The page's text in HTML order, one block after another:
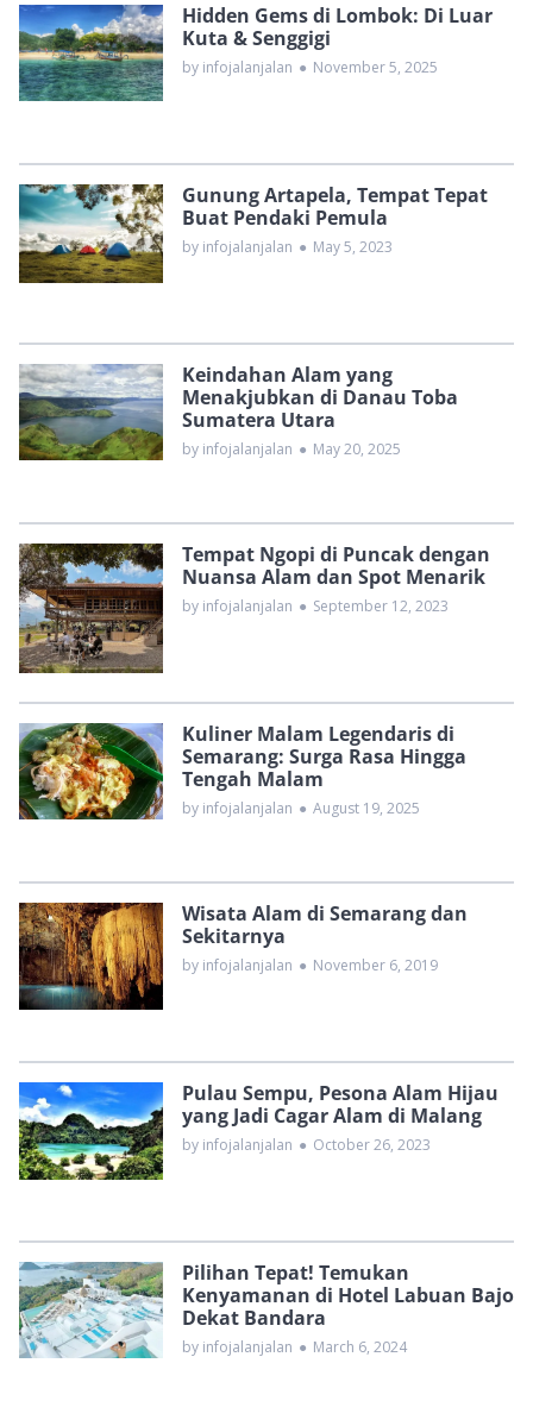
Hidden Gems di Lombok: Di Luar
Kuta & Senggigi
by infojalanjalan ● November 5, 2025
Gunung Artapela, Tempat Tepat
Buat Pendaki Pemula
by infojalanjalan ● May 5, 2023
Keindahan Alam yang
Menakjubkan di Danau Toba
Sumatera Utara
by infojalanjalan ● May 20, 2025
Tempat Ngopi di Puncak dengan
Nuansa Alam dan Spot Menarik
by infojalanjalan ● September 12, 2023
Kuliner Malam Legendaris di
Semarang: Surga Rasa Hingga
Tengah Malam
by infojalanjalan ● August 19, 2025
Wisata Alam di Semarang dan
Sekitarnya
by infojalanjalan ● November 6, 2019
Pulau Sempu, Pesona Alam Hijau
yang Jadi Cagar Alam di Malang
by infojalanjalan ● October 26, 2023
Pilihan Tepat! Temukan
Kenyamanan di Hotel Labuan Bajo
Dekat Bandara
by infojalanjalan ● March 6, 2024